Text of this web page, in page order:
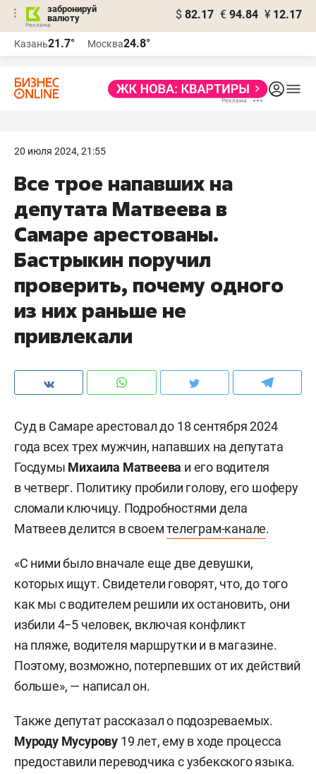
забронируй
валюту
$ 82.17 € 94.84 ¥ 12.17
Казань21.7° Москва24.8°
20 июля 2024, 21:55
Все трое напавших на
депутата Матвеева в
Самаре арестованы.
Бастрыкин поручил
проверить, почему одного
из них раньше не
привлекали
Суд в Самаре арестовал до 18 сентября 2024
года всех трех мужчин, напавших на депутата
Госдумы Михаила Матвеева и его водителя
в четверг. Политику пробили голову, его шоферу
сломали ключицу. Подробностями дела
Матвеев делится в своемтелеграм-канале.
«С ними было вначале еще две девушки,
которых ищут. Свидетели говорят, что, до того
как мы с водителем решили их остановить, они
избили 4−5 человек, включая конфликт
на пляже, водителя маршрутки и в магазине.
Поэтому, возможно, потерпевших от их действий
больше», — написал он.
Также депутат рассказал о подозреваемых.
Муроду Мусурову 19 лет, ему в ходе процесса
предоставили переводчика с узбекского языка.